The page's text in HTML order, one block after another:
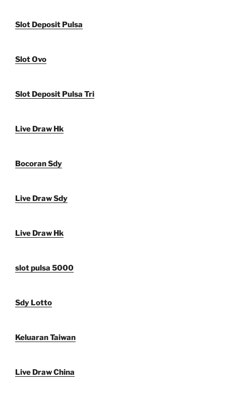
Slot Deposit Pulsa
Slot Ovo
Slot Deposit Pulsa Tri
Live Draw Hk
Bocoran Sdy
Live Draw Sdy
Live Draw Hk
slot pulsa 5000
Sdy Lotto
Keluaran Taiwan
Live Draw China